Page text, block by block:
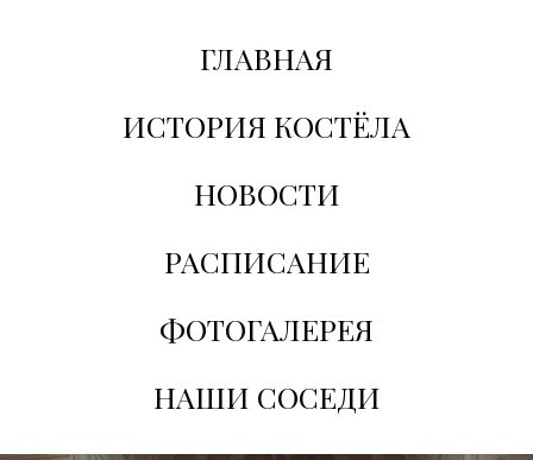
ГЛАВНАЯ
ИСТОРИЯ КОСТЁЛА
НОВОСТИ
РАСПИСАНИЕ
ФОТОГАЛЕРЕЯ
НАШИ СОСЕДИ